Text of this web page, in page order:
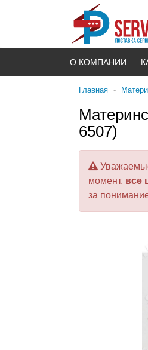
О КОМПАНИИ
Главная -
6507)
момент, все
за